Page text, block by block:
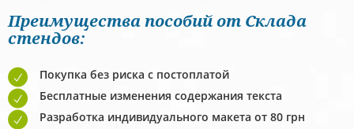
Преимущества пособий от Склада
стендов:
Покупка без риска с постоплатой
Бесплатные изменения содержания текста
Разработка индивидуального макета от 80 грн